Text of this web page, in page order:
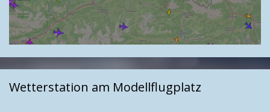
Wetterstation am Modellflugplatz